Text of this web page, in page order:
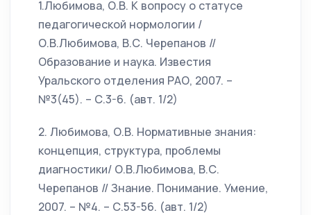
1.Любимова, О.В. К вопросу о статусе
педагогической нормологии /
О.В.Любимова, В.С. Черепанов //
Образование и наука. Известия
Уральского отделения РАО, 2007. –
№3(45). – С.3-6. (авт. 1/2)
2. Любимова, О.В. Нормативные знания:
концепция, структура, проблемы
диагностики/ О.В.Любимова, В.С.
Черепанов // Знание. Понимание. Умение,
2007. – №4. – С.53-56. (авт. 1/2)